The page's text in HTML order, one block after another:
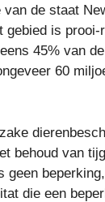
de staat
gebied is prooi-
45% van
60
behoud van
geen
die een